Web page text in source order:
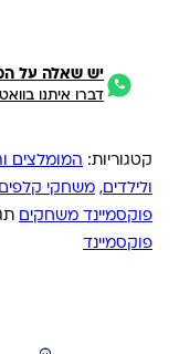
יש שאלה על
דברו איתנו
קטגוריות:המומלצים
ולילדים,משחקי קלפים,
פוקסמיינד משחקים
פוקסמיינד